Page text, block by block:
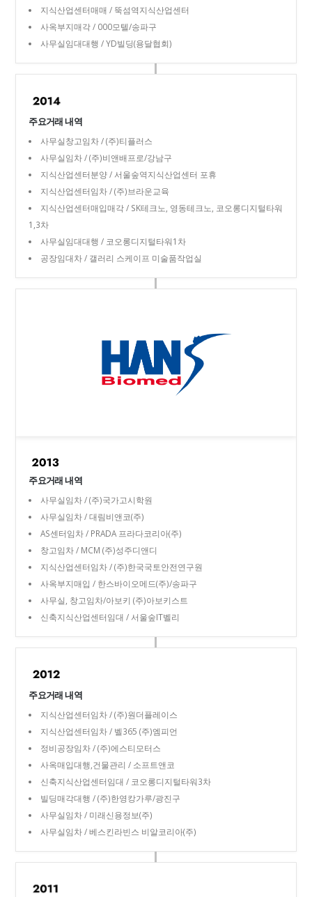
지식산업센터매매 / 뚝섬역지식산업센터
사옥부지매각 / 000모텔/송파구
사무실임대대행 / YD빌딩(용달협회)
주요거래 내역
사무실창고임차 / (주)티플러스
사무실임차 / (주)비앤배프로/강남구
지식산업센터분양 / 서울숲역지식산업센터 포휴
지식산업센터임차 / (주)브라운교육
지식산업센터매입매각 / SK테크노, 영동테크노, 코오롱디지털타워
1,3차
사무실임대대행 / 코오롱디지털타워1차
공장임대차 / 갤러리 스케이프 미술품작업실
주요거래 내역
사무실임차 / (주)국가고시학원
사무실임차 / 대림비앤코(주)
AS센터임차 / PRADA 프라다코리아(주)
창고임차 / MCM (주)성주디앤디
지식산업센터임차 / (주)한국국토안전연구원
사옥부지매입 / 한스바이오메드(주)/송파구
사무실, 창고임차/아보키 (주)아보키스트
신축지식산업센터임대 / 서울숲IT벨리
주요거래 내역
지식산업센터임차 / (주)원더플레이스
지식산업센터임차 / 벨365 (주)엠피언
정비공장임차 / (주)에스티모터스
사옥매입대행,건물관리 / 소프트앤코
신축지식산업센터임대 / 코오롱디지털타워3차
빌딩매각대행 / (주)한영캉가루/광진구
사무실임차 / 미래신용정보(주)
사무실임차 / 베스킨라빈스 비알코리아(주)